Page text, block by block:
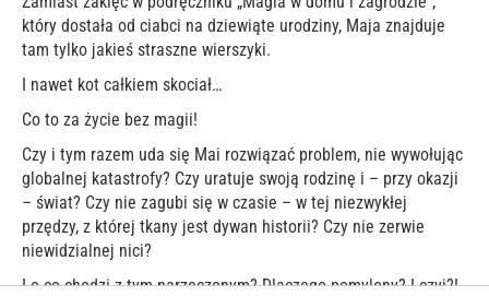
który dostała od ciabci na dziewiąte urodziny, Maja znajduje
tam tylko jakieś straszne wierszyki.
I nawet kot całkiem skociał…
Co to za życie bez magii!
Czy i tym razem uda się Mai rozwiązać problem, nie wywołując
globalnej katastrofy? Czy uratuje swoją rodzinę i – przy okazji
– świat? Czy nie zagubi się w czasie – w tej niezwykłej
przędzy, z której tkany jest dywan historii? Czy nie zerwie
niewidzialnej nici?
I o co chodzi z tym narzeczonym? Dlaczego pomylony? I czyj?!